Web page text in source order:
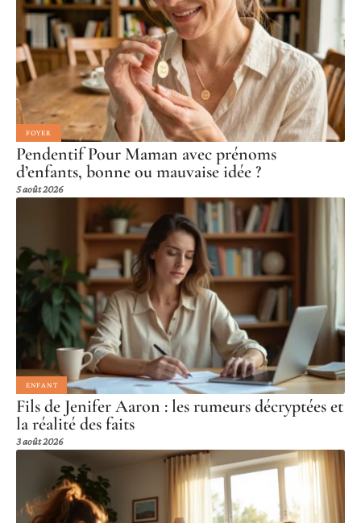
FOYER
Pendentif Pour Maman avec prénoms
d’enfants, bonne ou mauvaise idée ?
5 août 2026
ENFANT
Fils de Jenifer Aaron : les rumeurs décryptées et
la réalité des faits
3 août 2026